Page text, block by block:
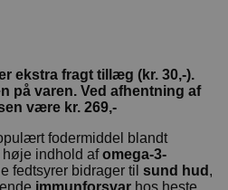
ekstra fragt tillæg (kr. 30,-).
på varen. Ved afhentning af
være kr. 269,-
fodermiddel blandt
indhold afomega-3-
fedtsyrer bidrager til sund hud ,
immunforsvar hos heste.